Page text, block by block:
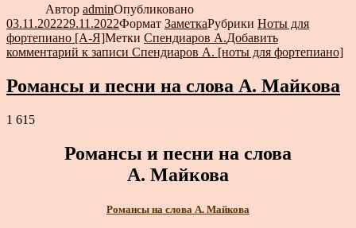
Автор adminОпубликовано
03.11.202229.11.2022Формат ЗаметкаРубрики Ноты для
фортепиано [А-Я]Метки Спендиаров А.Добавить
комментарий к записи Спендиаров А. [ноты для фортепиано]
Романсы и песни на слова А. Майкова
1 615
Романсы и песни на слова
А. Майкова
Романсы на слова А. Майкова